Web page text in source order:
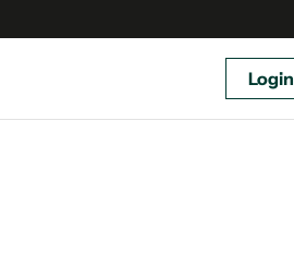
Login